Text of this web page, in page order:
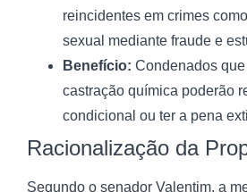
reincidentes em crimes
sexual mediante fraude e
Benefício: Condenados
castração química poderão
condicional ou ter a pena
Racionalização da
Segundo o senador Valentim, a